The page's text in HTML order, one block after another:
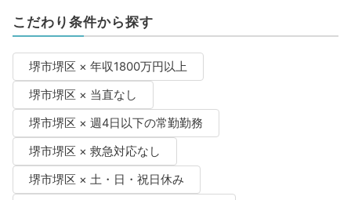
こだわり条件から探す
堺市堺区 × 年収1800万円以上
堺市堺区 × 当直なし
堺市堺区 × 週4日以下の常勤勤務
堺市堺区 × 救急対応なし
堺市堺区 × 土・日・祝日休み